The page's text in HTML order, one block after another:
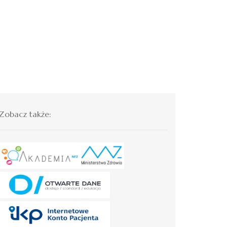
także: